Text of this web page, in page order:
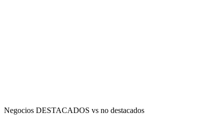
Negocios DESTACADOS vs no destacados